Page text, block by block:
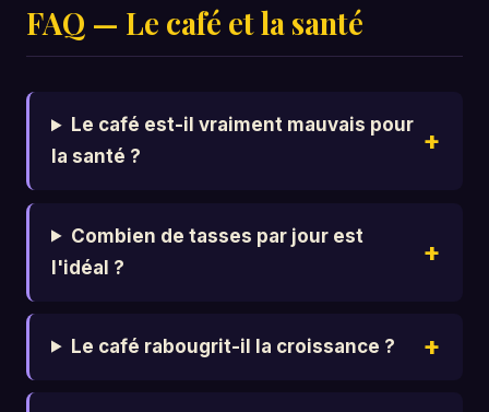
FAQ — Le café et la santé
Le café est-il vraiment mauvais pour
la santé ?
Combien de tasses par jour est
l'idéal ?
Le café rabougrit-il la croissance ?